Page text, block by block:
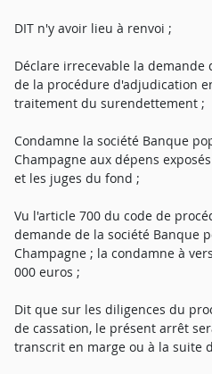
DIT n'y avoir lieu à renvoi ;
Déclare irrecevable la demande
de la procédure d'adjudication
traitement du surendettement ;
Condamne la société Banque
Champagne aux dépens
et les juges du fond ;
Vu l'article 700 du code de
demande de la société Banque
Champagne ; la condamne à
000 euros ;
Dit que sur les diligences du
de cassation, le présent arrêt
transcrit en marge ou à la suite